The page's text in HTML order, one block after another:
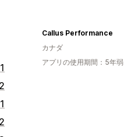
1
2
Callus Performance
カナダ
アプリの使用期間：5年弱